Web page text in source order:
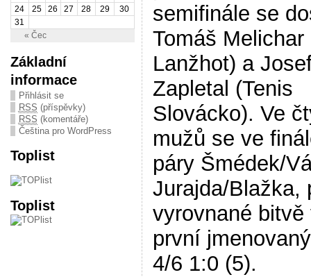
« Čec
24
25 26 27 28 29
30
31
Základní
informace
Přihlásit se
RSS (příspěvky)
RSS (komentáře)
Čeština pro WordPress
Toplist
Toplist
semifinále se
Tomáš Melichar
Lanžhot) a
Zapletal (Tenis
Slovácko). Ve
mužů se ve
páry Šmédek/
Jurajda/Blažka,
vyrovnané bitvě
první
4/6 1:0 (5).